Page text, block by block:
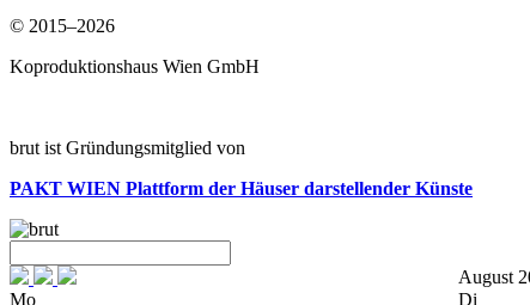
© 2015–2026
Koproduktionshaus Wien GmbH
brut ist Gründungsmitglied von
PAKT WIEN Plattform der Häuser darstellender Künste
August
Mo
Di